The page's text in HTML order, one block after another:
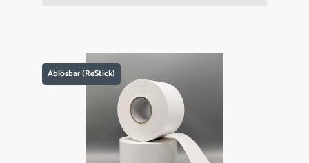
Ablösbar (ReStick)